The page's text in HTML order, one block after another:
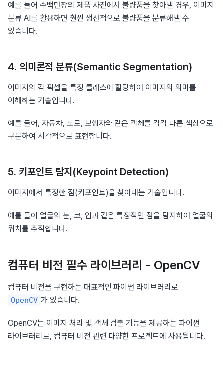
예를 들어 수백만장의 제품 사진에서 불량품을 찾아낼 경우, 이미지
분류 AI를 활용하면 훨씬 생산적으로 불량품을 분류해낼 수
있습니다.
4. 의미론적 분류(Semantic Segmentation)
이미지의 각 픽셀을 특정 클래스에 할당하여 이미지의 의미를
이해하는 기술입니다.
예를 들어, 자동차, 도로, 보행자와 같은 객체를 각각 다른 색상으로
구분하여 시각적으로 표현합니다.
5. 키포인트 탐지(Keypoint Detection)
이미지에서 특정한 점(키포인트)을 찾아내는 기술입니다.
예를 들어 얼굴의 눈, 코, 입과 같은 특징적인 점을 탐지하여 얼굴의
위치를 추적합니다.
컴퓨터 비전 필수 라이브러리 - OpenCV
OpenCV 가 있습니다.
OpenCV는 이미지 처리 및 객체 검출 기능을 제공하는 파이썬
라이브러리로, 컴퓨터 비전 관련 다양한 프로젝트에 사용됩니다.